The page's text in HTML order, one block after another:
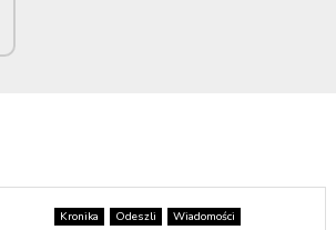
Kronika Odeszli Wiadomości